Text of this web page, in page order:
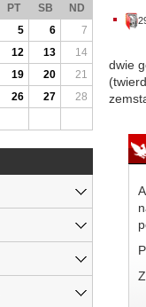
dwie
PT SB
ND
5 6
7
12 13
14
19 20
21
26 27
28